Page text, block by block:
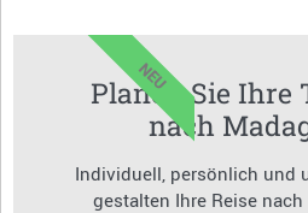
Planen Sie Ihre
nach
Individuell, persönlich und
gestalten Ihre Reise
NEU